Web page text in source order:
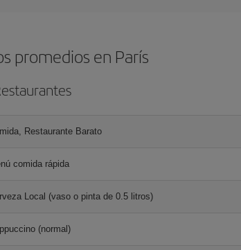
promedios en París
Restaurante Barato
comida rápida
Local (vaso o pinta de 0.5 litros)
(normal)